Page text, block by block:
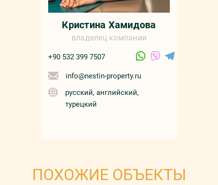
Кристина Хамидова
владелец компании
+90 532 399 7507
info@nestin-property.ru
русский, английский,
турецкий
ПОХОЖИЕ ОБЪЕКТЫ